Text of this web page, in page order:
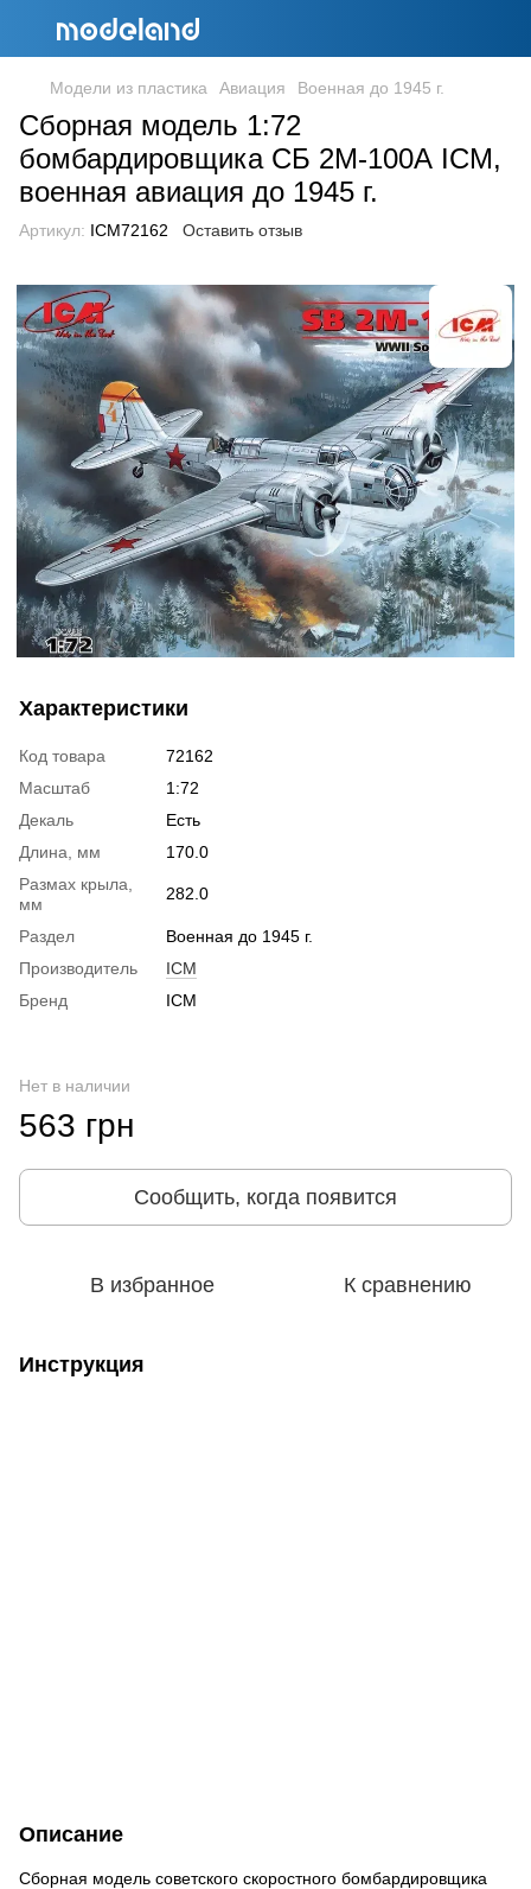
Модели из пластика Авиация Военная до 1945 г.
Сборная модель 1:72
бомбардировщика СБ 2М-100А ICM,
военная авиация до 1945 г.
Артикул: ICM72162 Оставить отзыв
Характеристики
Код товара
72162
Масштаб
1:72
Декаль
Есть
Длина, мм
170.0
Размах крыла,
мм
282.0
Раздел
Военная до 1945 г.
Производитель
ICM
Бренд
ICM
Нет в наличии
563 грн
Сообщить, когда появится
В избранное К сравнению
Инструкция
Описание
Сборная модель советского скоростного бомбардировщика